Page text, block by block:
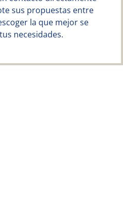
sus propuestas entre
la que mejor se
necesidades.